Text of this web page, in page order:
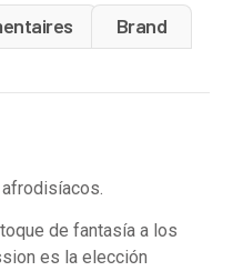
Brand
de fantasía a los
es la elección